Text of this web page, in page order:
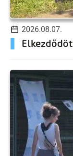
2026.08.07.